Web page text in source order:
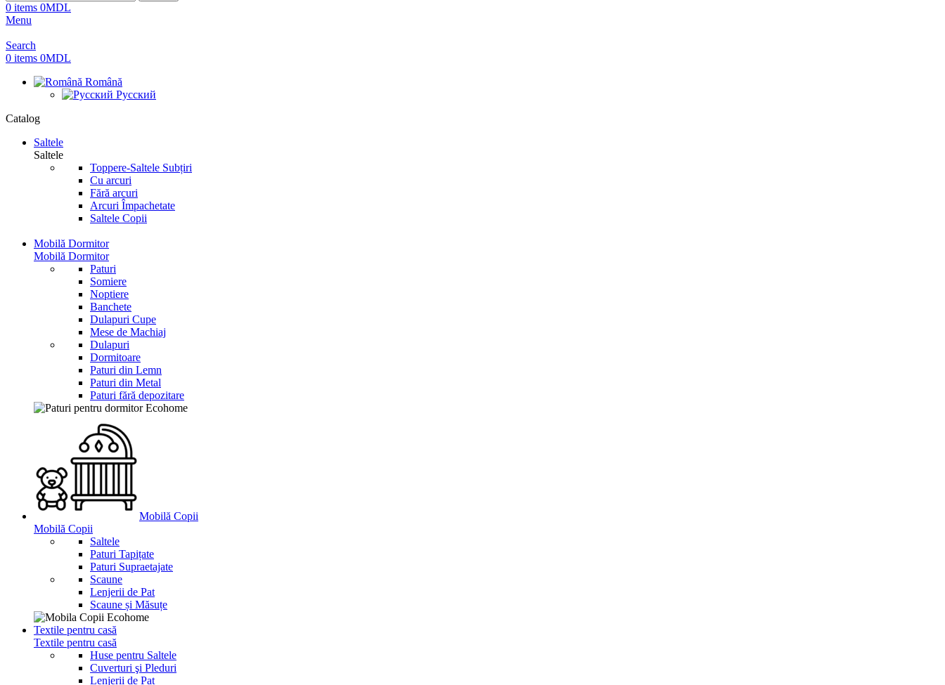
0 items 0MDL
Menu
Search
0 items 0MDL
Română
Русский
Catalog
Saltele
Saltele
Toppere-Saltele Subțiri
Cu arcuri
Fără arcuri
Arcuri Împachetate
Saltele Copii
Mobilă Dormitor
Mobilă Dormitor
Paturi
Somiere
Noptiere
Banchete
Dulapuri Cupe
Mese de Machiaj
Dulapuri
Dormitoare
Paturi din Lemn
Paturi din Metal
Paturi fără depozitare
Mobilă Copii
Mobilă Copii
Saltele
Paturi Tapițate
Paturi Supraetajate
Scaune
Lenjerii de Pat
Scaune și Măsuțe
Textile pentru casă
Textile pentru casă
Huse pentru Saltele
Cuverturi şi Pleduri
Lenjerii de Pat